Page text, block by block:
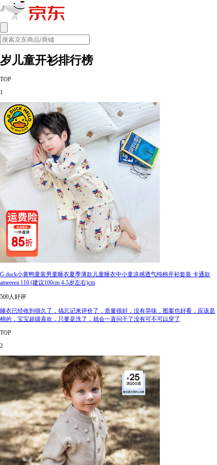
岁儿童开衫排行榜
TOP
1
G.duck小黄鸭童装男童睡衣夏季薄款儿童睡衣中小童凉感透气纯棉开衫套装 卡通款
ameeeea 110 (建议100cm 4-5岁左右)cm
500人好评
睡衣已经收到很久了，搞忘记来评价了，质量很好，没有异味，图案也好看，应该是
棉的，宝宝超级喜欢，只要是洗了，就会一直问干了没有可不可以穿了
TOP
2